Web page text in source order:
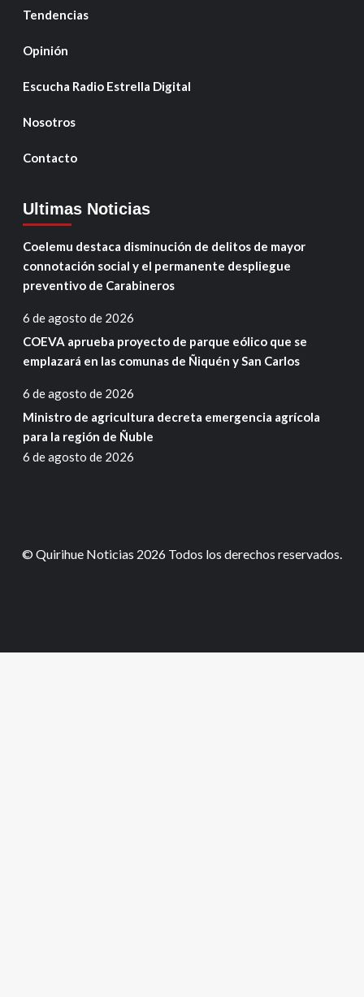
Tendencias
Opinión
Escucha Radio Estrella Digital
Nosotros
Contacto
Ultimas Noticias
Coelemu destaca disminución de delitos de mayor
connotación social y el permanente despliegue
preventivo de Carabineros
6 de agosto de 2026
COEVA aprueba proyecto de parque eólico que se
emplazará en las comunas de Ñiquén y San Carlos
6 de agosto de 2026
Ministro de agricultura decreta emergencia agrícola
para la región de Ñuble
6 de agosto de 2026